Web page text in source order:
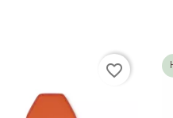
favorite_border